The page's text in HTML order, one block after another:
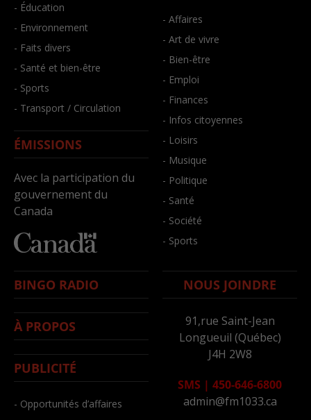
- Éducation
- Environnement
- Faits divers
- Santé et bien-être
- Sports
- Transport / Circulation
ÉMISSIONS
Avec la participation du
gouvernement du
Canada
- Affaires
- Art de vivre
- Bien-être
- Emploi
- Finances
- Infos citoyennes
- Loisirs
- Musique
- Politique
- Santé
- Société
- Sports
BINGO RADIO
À PROPOS
PUBLICITÉ
- Opportunités d’affaires
NOUS JOINDRE
91,rue Saint-Jean
Longueuil (Québec)
J4H 2W8
SMS | 450-646-6800
admin@fm1033.ca